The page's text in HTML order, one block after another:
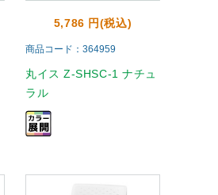
5,786 円(税込)
商品コード：364959
丸イス Z-SHSC-1 ナチュ
ラル